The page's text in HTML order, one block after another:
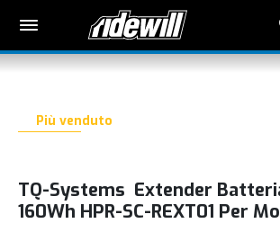
Più venduto
TQ-Systems Extender
160Wh HPR-SC-REXT01 Per